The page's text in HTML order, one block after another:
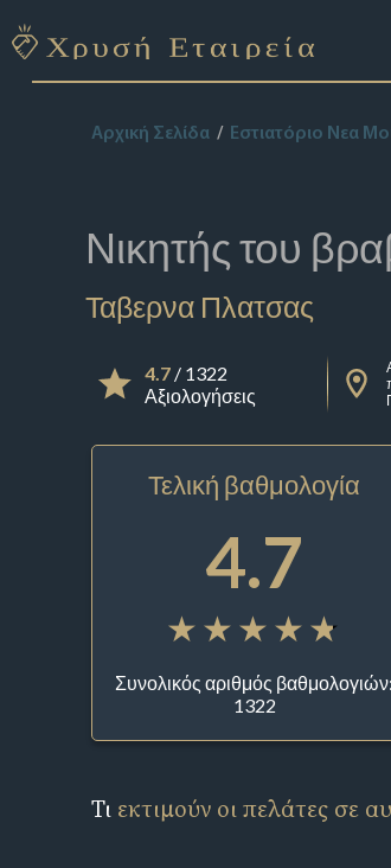
Αρχική Σελίδα Εστιατόριο Νεα
Νικητής του
Ταβερνα Πλατσας
4.7/ 1322
Αξιολογήσεις
Τελική βαθμολογία
4.7
Συνολικός αριθμός βαθμολογιών:
1322
Τι εκτιμούν οι πελάτες σε